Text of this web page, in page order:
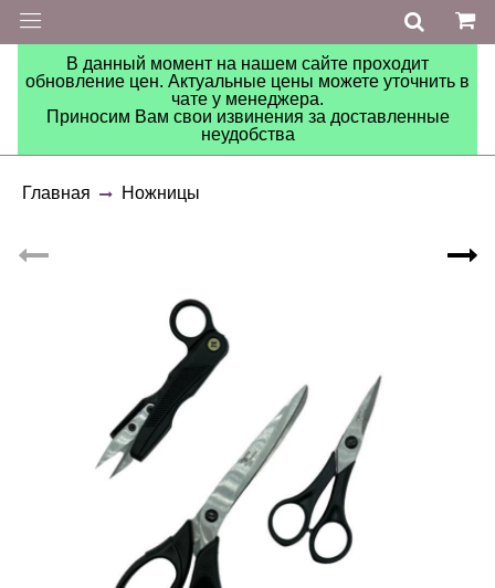
В данный момент на нашем сайте проходит
обновление цен. Актуальные цены можете уточнить в
чате у менеджера.
Приносим Вам свои извинения за доставленные
неудобства
Главная Ножницы